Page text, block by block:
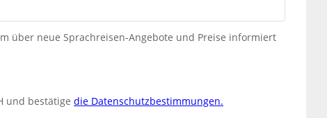
über neue Sprachreisen-Angebote und Preise informiert
und bestätige die Datenschutzbestimmungen.